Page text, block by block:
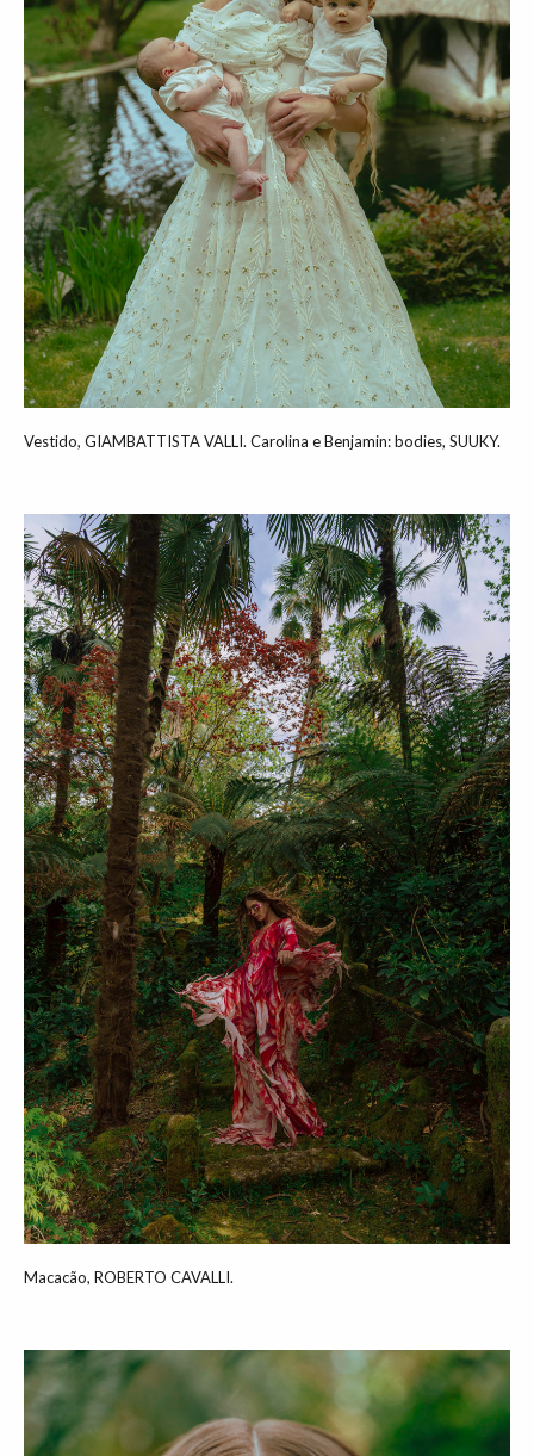
Vestido, GIAMBATTISTA VALLI. Carolina e Benjamin: bodies, SUUKY.
Macacão, ROBERTO CAVALLI.